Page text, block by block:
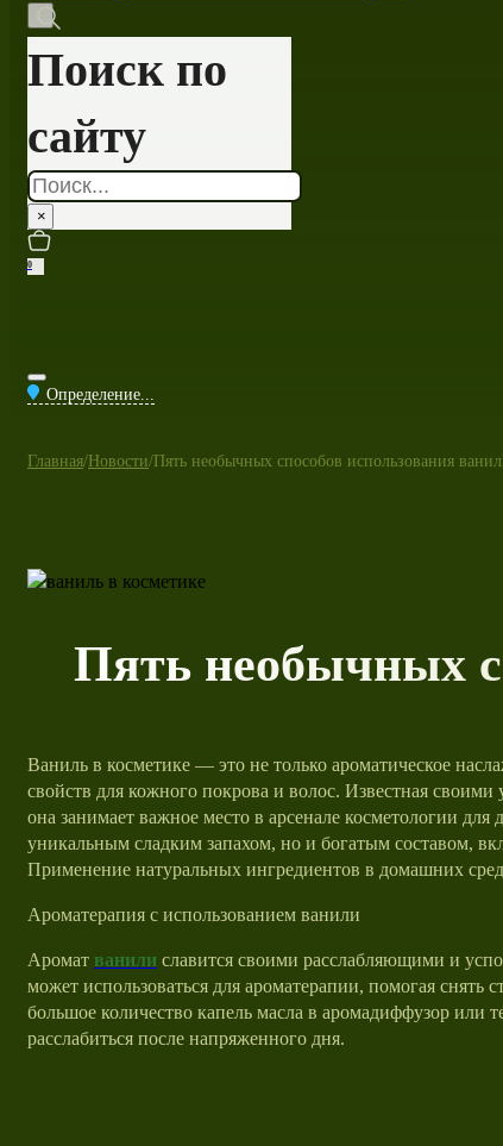
Поиск по
сайту
Поиск
×
0
Определение...
Главная/ Новости/ Пять необычных способов использования
Пять необычных
Ваниль в косметике — это не только ароматическое
свойств для кожного покрова и волос. Известная
она занимает важное место в арсенале косметологии для
уникальным сладким запахом, но и богатым составом,
Применение натуральных ингредиентов в домашних
Ароматерапия с использованием ванили
Аромат ванили славится своими расслабляющими и
может использоваться для ароматерапии, помогая снять
большое количество капель масла в аромадиффузор
расслабиться после напряженного дня.